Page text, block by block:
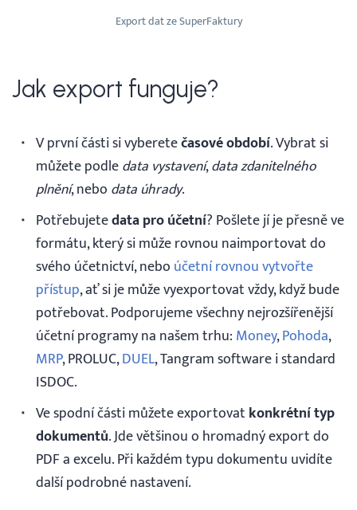
Export dat ze SuperFaktury
Jak export funguje?
V první části si vyberetečasové období. Vybrat si
můžete podledata vystavení,data zdanitelného
plnění, nebo data úhrady.
Potřebujetedata pro účetní? Pošlete jí je přesně ve
formátu, který si může rovnou naimportovat do
svého účetnictví, nebo účetní rovnou vytvořte
přístup, ať si je může vyexportovat vždy, když bude
potřebovat. Podporujeme všechny nejrozšířenější
účetní programy na našem trhu: Money,Pohoda,
MRP, PROLUC,DUEL, Tangram software i standard
ISDOC.
Ve spodní části můžete exportovat konkrétní typ
dokumentů. Jde většinou o hromadný export do
PDF a excelu. Při každém typu dokumentu uvidíte
další podrobné nastavení.